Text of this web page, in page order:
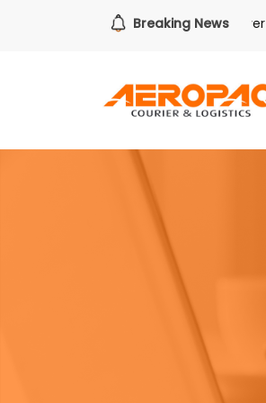
Breaking News
todo lo que viene. Volver